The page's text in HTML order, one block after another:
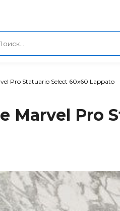
Pro Statuario Select 60x60 Lappato
Marvel Pro